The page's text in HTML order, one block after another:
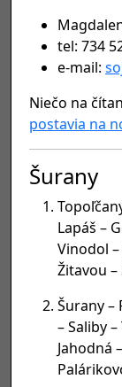
tel: 734
e-mail:
Niečo na
postavia na
Šurany
Lapáš –
Vinodol
Žitavou –
Šurany –
– Saliby
Jahodná